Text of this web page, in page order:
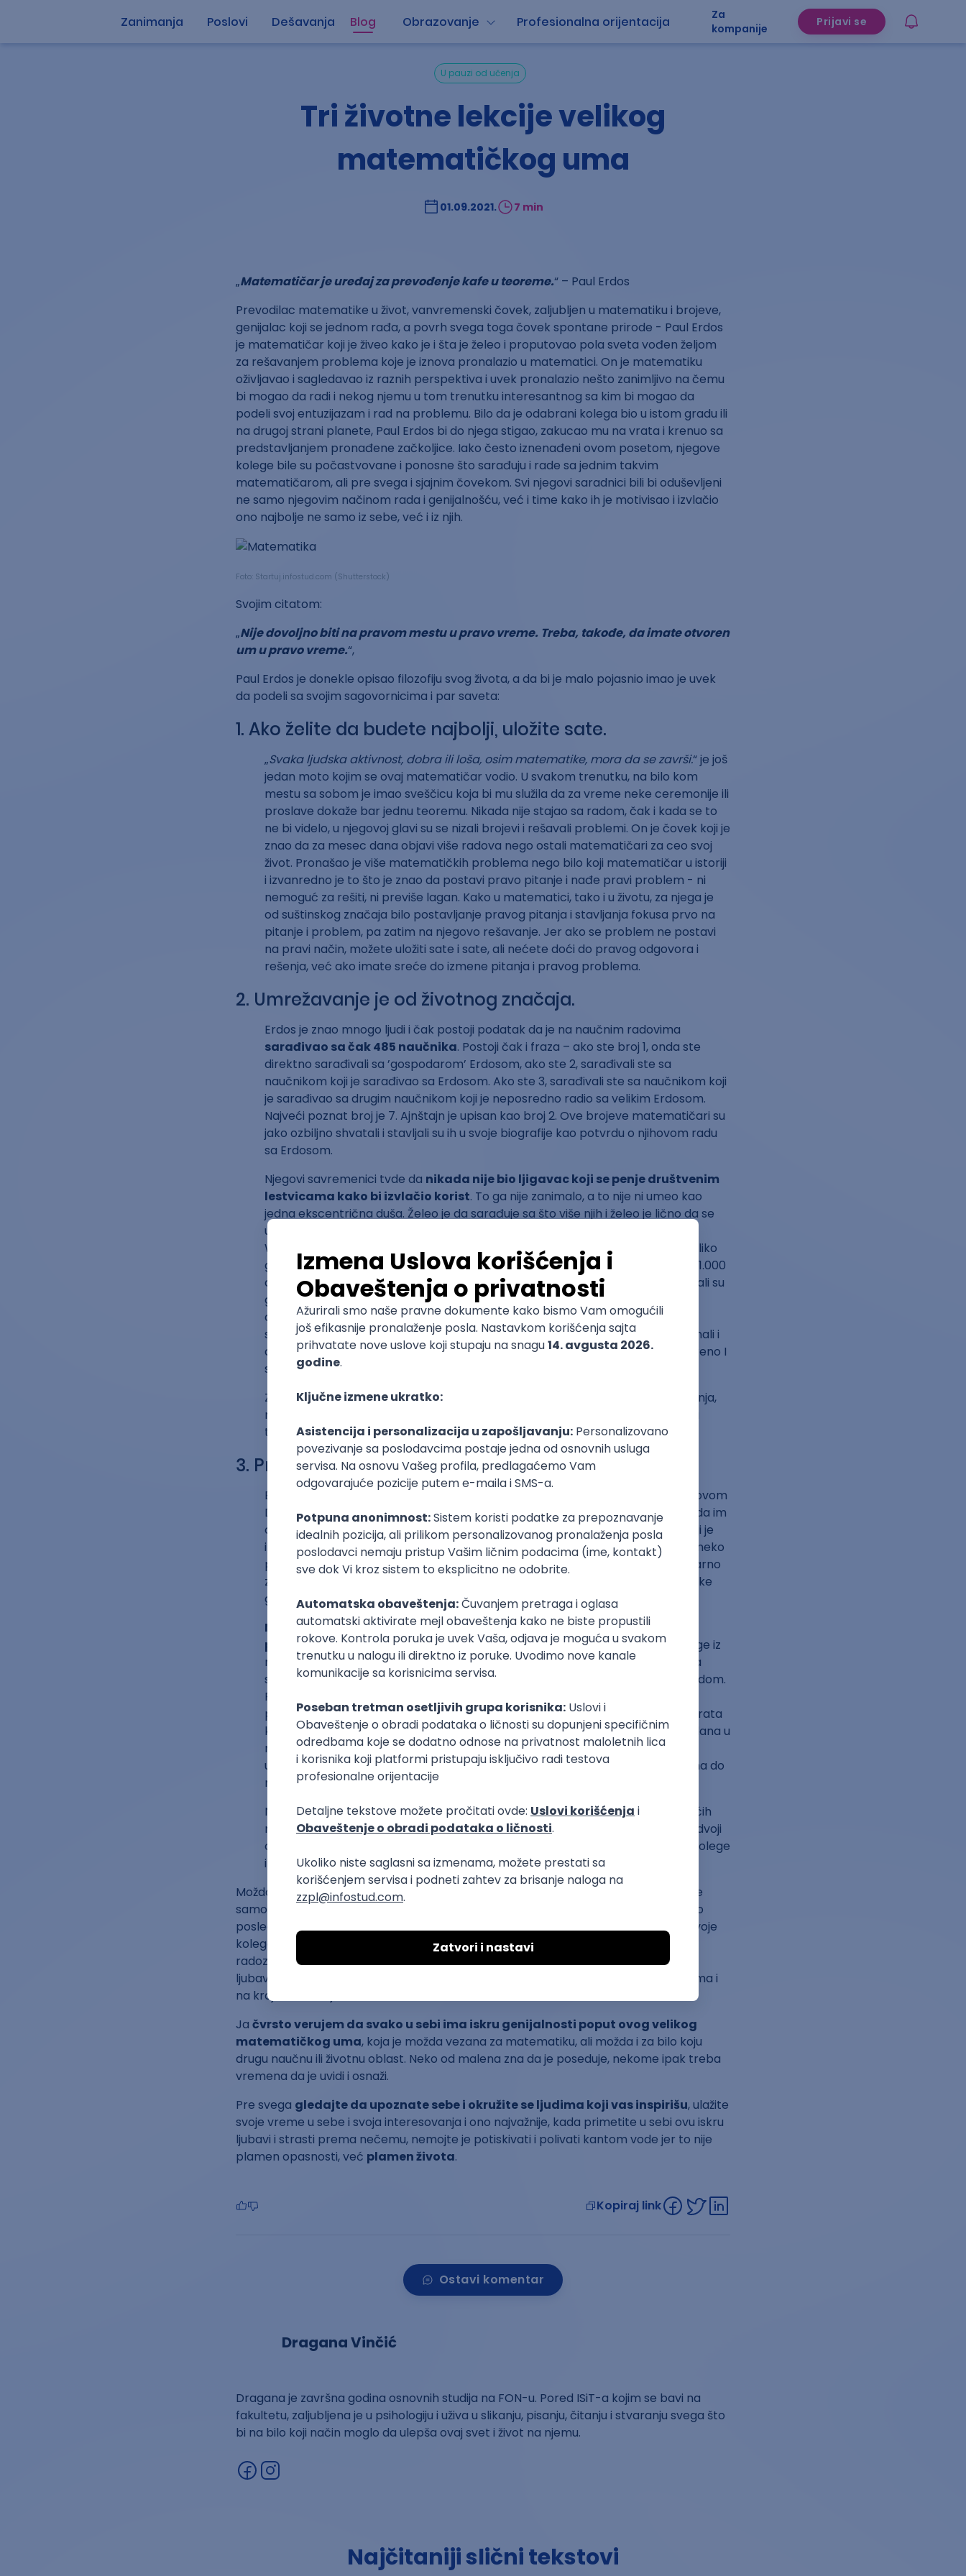
Zanimanja Poslovi Dešavanja Blog Obrazovanje Profesionalna orijentacija
Za
kompanije
Prijavi se
U pauzi od učenja
Tri životne lekcije velikog
matematičkog uma
01.09.2021. 7 min
„Matematičar je uređaj za prevođenje kafe u teoreme.“ – Paul Erdos
Prevodilac matematike u život, vanvremenski čovek, zaljubljen u matematiku i brojeve,
genijalac koji se jednom rađa, a povrh svega toga čovek spontane prirode - Paul Erdos
je matematičar koji je živeo kako je i šta je želeo i proputovao pola sveta vođen željom
za rešavanjem problema koje je iznova pronalazio u matematici. On je matematiku
oživljavao i sagledavao iz raznih perspektiva i uvek pronalazio nešto zanimljivo na čemu
bi mogao da radi i nekog njemu u tom trenutku interesantnog sa kim bi mogao da
podeli svoj entuzijazam i rad na problemu. Bilo da je odabrani kolega bio u istom gradu ili
na drugoj strani planete, Paul Erdos bi do njega stigao, zakucao mu na vrata i krenuo sa
predstavljanjem pronađene začkoljice. Iako često iznenađeni ovom posetom, njegove
kolege bile su počastvovane i ponosne što sarađuju i rade sa jednim takvim
matematičarom, ali pre svega i sjajnim čovekom. Svi njegovi saradnici bili bi oduševljeni
ne samo njegovim načinom rada i genijalnošću, već i time kako ih je motivisao i izvlačio
ono najbolje ne samo iz sebe, već i iz njih.
Foto: Startuj.infostud.com (Shutterstock)
Svojim citatom:
„Nije dovoljno biti na pravom mestu u pravo vreme. Treba, takođe, da imate otvoren
um u pravo vreme.“,
Paul Erdos je donekle opisao filozofiju svog života, a da bi je malo pojasnio imao je uvek
da podeli sa svojim sagovornicima i par saveta:
1. Ako želite da budete najbolji, uložite sate.
„Svaka ljudska aktivnost, dobra ili loša, osim matematike, mora da se završi.“ je još
jedan moto kojim se ovaj matematičar vodio. U svakom trenutku, na bilo kom
mestu sa sobom je imao sveščicu koja bi mu služila da za vreme neke ceremonije ili
proslave dokaže bar jednu teoremu. Nikada nije stajao sa radom, čak i kada se to
ne bi videlo, u njegovoj glavi su se nizali brojevi i rešavali problemi. On je čovek koji je
znao da za mesec dana objavi više radova nego ostali matematičari za ceo svoj
život. Pronašao je više matematičkih problema nego bilo koji matematičar u istoriji
i izvanredno je to što je znao da postavi pravo pitanje i nađe pravi problem - ni
nemoguć za rešiti, ni previše lagan. Kako u matematici, tako i u životu, za njega je
od suštinskog značaja bilo postavljanje pravog pitanja i stavljanja fokusa prvo na
pitanje i problem, pa zatim na njegovo rešavanje. Jer ako se problem ne postavi
na pravi način, možete uložiti sate i sate, ali nećete doći do pravog odgovora i
rešenja, već ako imate sreće do izmene pitanja i pravog problema.
2. Umrežavanje je od životnog značaja.
Erdos je znao mnogo ljudi i čak postoji podatak da je na naučnim radovima
sarađivao sa čak 485 naučnika. Postoji čak i fraza – ako ste broj 1, onda ste
direktno sarađivali sa ’gospodarom’ Erdosom, ako ste 2, sarađivali ste sa
naučnikom koji je sarađivao sa Erdosom. Ako ste 3, sarađivali ste sa naučnikom koji
je sarađivao sa drugim naučnikom koji je neposredno radio sa velikim Erdosom.
Najveći poznat broj je 7. Ajnštajn je upisan kao broj 2. Ove brojeve matematičari su
jako ozbiljno shvatali i stavljali su ih u svoje biografije kao potvrdu o njihovom radu
sa Erdosom.
Njegovi savremenici tvde da nikada nije bio ljigavac koji se penje društvenim
lestvicama kako bi izvlačio korist. To ga nije zanimalo, a to nije ni umeo kao
jedna ekscentrična duša. Želeo je da sarađuje sa što više njih i želeo je lično da se
uveri u kvalitet nekih ljudi. Postoji priča i da je dao 1.000 dolara studentu Glenu
Whitney-ju da upiše Harvard, ali tek pošto se uverio da je momak genije. Nekoliko
godina kasnije nije želeo da uzme novac nazad, već je zamolio Glena da sa tih 1.000
dolara uradi istu stvar. Ljudi su voleli da sarađuju sa njim na poslovnom planu, ali su
ga jako voleli i kao čoveka zbog njegove neposrednosti, posebnosti, želje za
deljenjem genijalnosti i znanja i podsticanja stimulativnih razgovora o svemu i
svačemu. Mnogi tvrde da je znao za šta su sposobni bolje nego što su to oni znali i
da je ulivao neverovatno poverenje i činio da se ljudi oko njega osećaju ohrabreno I
samouvereno.
Zato budite osoba koja svojim prisustvom ohrabruje druge, razmenjujte mišljenja,
radite sa što više ljudi i lično se uverite u njihov kvalitet. I naravno, povrh svega
toga, budite dobar čovek.
3. Pronađite svoju strast.
Erdosova strast je ubedljivo bila matematika. Znao je da je poredi sa Betovenovom
Devetom sinfonijom, govoreći da ako ljudi ne vide zašto je lepa, niko ne može da im
objasni. On je svoj život posvetio svojoj strasti, imao je čak i poseban rečnik koji je
imao matematičku podlogu. Kada bi rekao da je neko umro, mislio bi da je taj neko
prestao da se bavi matematikom, a kada bi rekao da je neko otišao, to bi stvarno
značilo da je umro. Takođe, decu je nazivao „epsilon“, što je u svetu matematike
grčko slovo koje je označavalo male brojeve.
Novac koji je zarađivao je davao drugima jer njemu prosto nije bio
potreban. On je živeo svoju strast prema matematici i crpeo svaki atom snage iz
nje. Ispunjenost koju je osećao kada bi radio na matematičkim problemima sa
svojim saradnicima nije mogla da se poredi ni sa kakvom novčanom nadoknadom.
Putovao je mnogo, živeo na četiri kontinenta u potrazi za matematičkim
problemima i naučnim saradnicima. Nimalo nije bilo neobično da pokuca na vrata
kolege matematičara sa rečima da mu je um otvoren i tu bi i ostao nekoliko dana u
radnoj atmosferi. Kada bi mu dosadilo, išao bi dalje – od univerziteta do
univerziteta, od matematičara do matematičara, od matematičkog problema do
matematičkog problema.
Njegova ljubav i strast prema onome što je radio učinila ga je jednim od najvećih
matematičara sveta jer mu upravo ona nije davala nijednog trenutka da se odvoji
od matematike i da prestane da postavlja pitanja, pronalazi nove zanimljive kolege
i dolazi do rešenja.
Možda bi neko rekao da je Paul Erdos živeo čudan život i po malo nestvaran, ali on je
samo uspeo da pronađe svoju strast i da ima dovoljno hrabrosti u sebi da je sledi do
poslednjeg daha svakog trenutka njegovog života. Uspeo je da motiviše i ohrabri svoje
kolege, ali i druge ljude koji su ga poznavali ili pratili njegov rad. Svojim postojanjem i
radoznalim duhom uspeo je na svoj način da promeni svet tako što je uložio u svoju
ljubav vreme i strpljenje i podelio svoj talenat i genijalnost sa saradnicima, prijateljima i
na kraju sa svim ljudima.
Ja čvrsto verujem da svako u sebi ima iskru genijalnosti poput ovog velikog
matematičkog uma, koja je možda vezana za matematiku, ali možda i za bilo koju
drugu naučnu ili životnu oblast. Neko od malena zna da je poseduje, nekome ipak treba
vremena da je uvidi i osnaži.
Pre svega gledajte da upoznate sebe i okružite se ljudima koji vas inspirišu, ulažite
svoje vreme u sebe i svoja interesovanja i ono najvažnije, kada primetite u sebi ovu iskru
ljubavi i strasti prema nečemu, nemojte je potiskivati i polivati kantom vode jer to nije
plamen opasnosti, već plamen života.
Kopiraj link
Ostavi komentar
Dragana Vinčić
Dragana je završna godina osnovnih studija na FON-u. Pored ISiT-a kojim se bavi na
fakultetu, zaljubljena je u psihologiju i uživa u slikanju, pisanju, čitanju i stvaranju svega što
bi na bilo koji način moglo da ulepša ovaj svet i život na njemu.
Najčitaniji slični tekstovi